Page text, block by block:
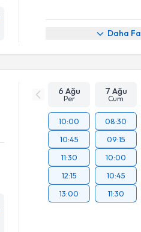
Daha
6 Ağu
Per
7 Ağu
Cum
10:00
10:45
11:30
12:15
13:00
08:30
09:15
10:00
10:45
11:30